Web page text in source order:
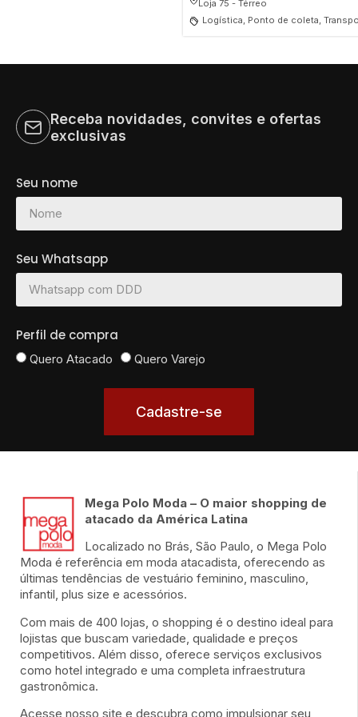
Tudo
Transportadora
Encomendas
Loja 75 - Térreo
Logística, Ponto de coleta,
Receba novidades, convites e ofertas
exclusivas
Seu nome
Seu Whatsapp
Perfil de compra
Quero Atacado Quero Varejo
Cadastre-se
Mega Polo Moda – O maior shopping de
atacado da América Latina
Localizado no Brás, São Paulo, o Mega Polo
Moda é referência em moda atacadista, oferecendo as
últimas tendências de vestuário feminino, masculino,
infantil, plus size e acessórios.
Com mais de 400 lojas, o shopping é o destino ideal para
lojistas que buscam variedade, qualidade e preços
competitivos. Além disso, oferece serviços exclusivos
como hotel integrado e uma completa infraestrutura
gastronômica.
Acesse nosso site e descubra como impulsionar seu